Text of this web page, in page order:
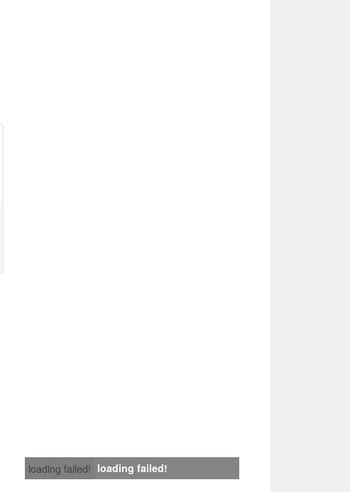
loading failed! loading failed!